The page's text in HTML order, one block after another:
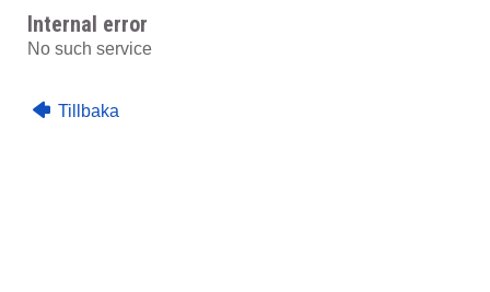
Internal error
No such service
Tillbaka